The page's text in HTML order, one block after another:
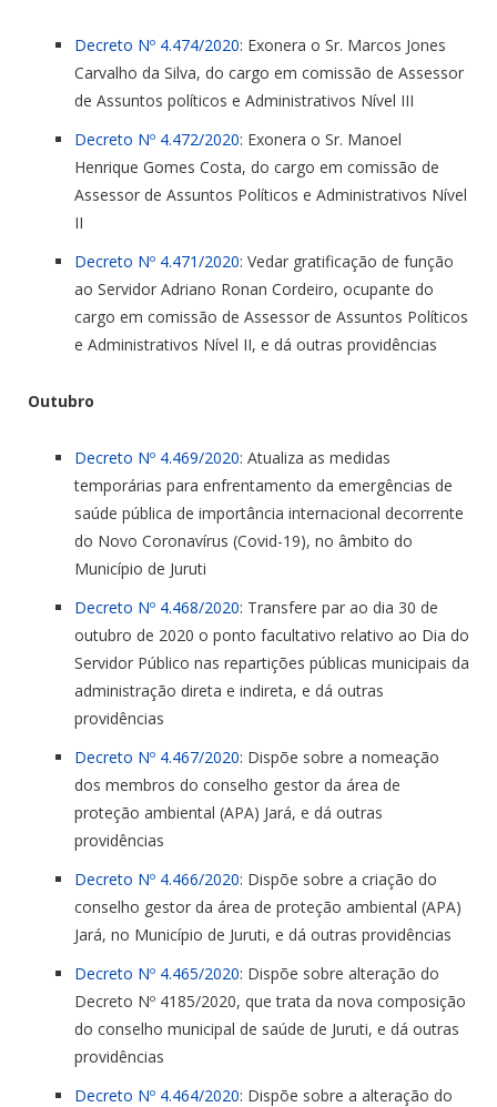
Decreto Nº 4.474/2020: Exonera o Sr. Marcos Jones
Carvalho da Silva, do cargo em comissão de Assessor
de Assuntos políticos e Administrativos Nível III
Decreto Nº 4.472/2020: Exonera o Sr. Manoel
Henrique Gomes Costa, do cargo em comissão de
Assessor de Assuntos Políticos e Administrativos Nível
II
Decreto Nº 4.471/2020: Vedar gratificação de função
ao Servidor Adriano Ronan Cordeiro, ocupante do
cargo em comissão de Assessor de Assuntos Políticos
e Administrativos Nível II, e dá outras providências
Outubro
Decreto Nº 4.469/2020: Atualiza as medidas
temporárias para enfrentamento da emergências de
saúde pública de importância internacional decorrente
do Novo Coronavírus (Covid-19), no âmbito do
Município de Juruti
Decreto Nº 4.468/2020: Transfere par ao dia 30 de
outubro de 2020 o ponto facultativo relativo ao Dia do
Servidor Público nas repartições públicas municipais da
administração direta e indireta, e dá outras
providências
Decreto Nº 4.467/2020: Dispõe sobre a nomeação
dos membros do conselho gestor da área de
proteção ambiental (APA) Jará, e dá outras
providências
Decreto Nº 4.466/2020: Dispõe sobre a criação do
conselho gestor da área de proteção ambiental (APA)
Jará, no Município de Juruti, e dá outras providências
Decreto Nº 4.465/2020: Dispõe sobre alteração do
Decreto Nº 4185/2020, que trata da nova composição
do conselho municipal de saúde de Juruti, e dá outras
providências
Decreto Nº 4.464/2020: Dispõe sobre a alteração do